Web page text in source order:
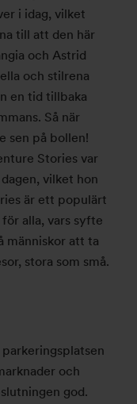
i idag, vilket
till att den här
och Astrid
och stilrena
en tid tillbaka
Så när
sen på bollen!
Stories var
vilket hon
är ett populärt
alla, vars syfte
människor att ta
stora som små.
parkeringsplatsen
och
god.